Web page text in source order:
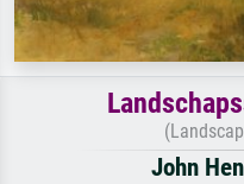
John